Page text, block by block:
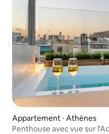
Appartement ⋅ Athènes
Penthouse avec vue sur